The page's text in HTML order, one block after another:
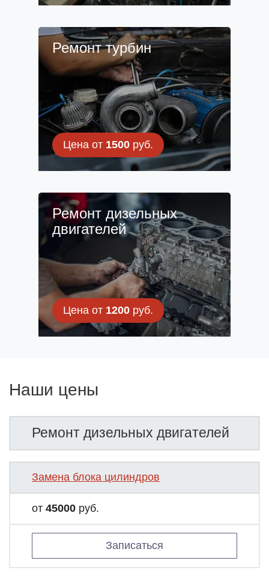
Ремонт турбин
Цена от 1500руб.
Ремонт дизельных
двигателей
Цена от 1200руб.
Наши цены
Ремонт дизельных двигателей
Замена блока цилиндров
от 45000 руб.
Записаться